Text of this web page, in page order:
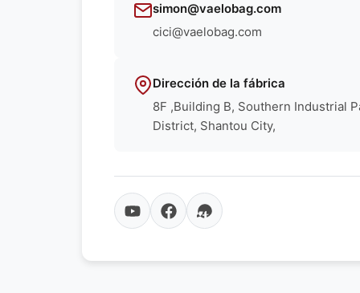
simon@vaelobag.com
cici@vaelobag.com
Dirección de la fábrica
8F ,Building B, Southern Industrial
District, Shantou City,